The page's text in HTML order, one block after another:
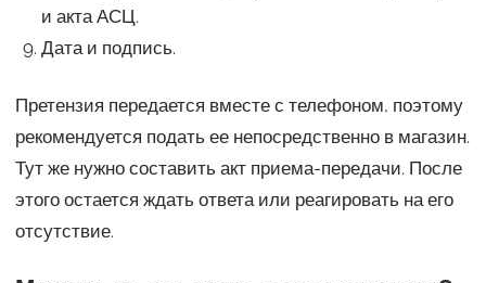
и акта АСЦ.
Дата и подпись.
Претензия передается вместе с телефоном, поэтому
рекомендуется подать ее непосредственно в магазин.
Тут же нужно составить акт приема-передачи. После
этого остается ждать ответа или реагировать на его
отсутствие.